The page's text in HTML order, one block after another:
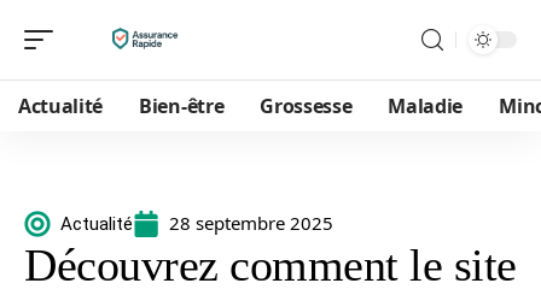
Actualité Bien-être Grossesse Maladie
Actualité 28 septembre 2025
Découvrez comment le site